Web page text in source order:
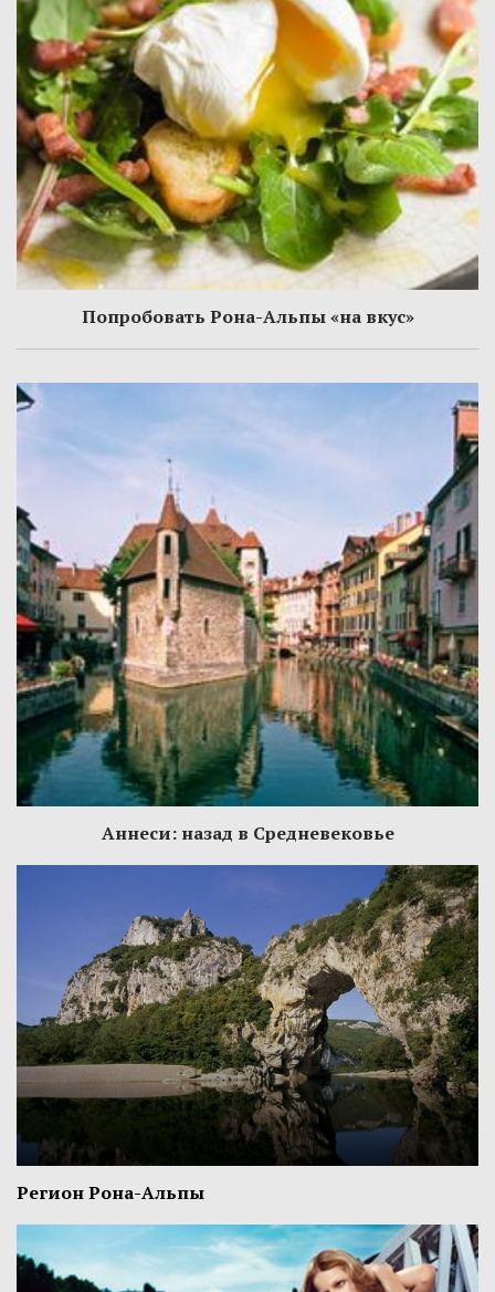
Попробовать Рона-Альпы «на вкус»
Аннеси: назад в Средневековье
Регион Рона-Альпы